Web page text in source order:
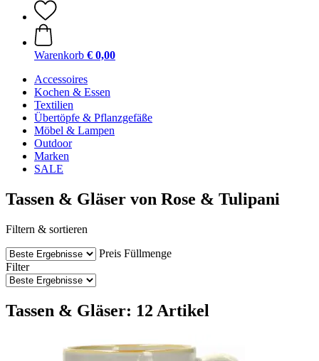
Warenkorb € 0,00
Accessoires
Kochen & Essen
Textilien
Übertöpfe & Pflanzgefäße
Möbel & Lampen
Outdoor
Marken
SALE
Tassen & Gläser von Rose & Tulipani
Filtern & sortieren
Preis Füllmenge
Filter
Tassen & Gläser: 12 Artikel